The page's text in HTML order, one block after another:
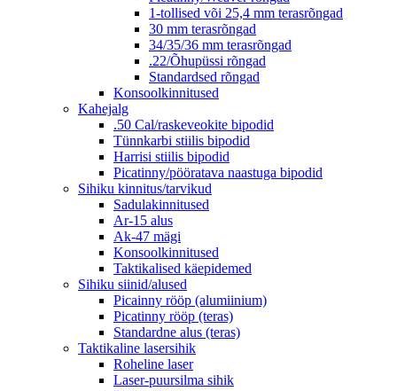
1-tollised või 25,4 mm terasrõngad
30 mm terasrõngad
34/35/36 mm terasrõngad
.22/Õhupüssi rõngad
Standardsed rõngad
Konsoolkinnitused
Kahejalg
.50 Cal/raskeveokite bipodid
Tünnkarbi stiilis bipodid
Harrisi stiilis bipodid
Picatinny/pööratava naastuga bipodid
Sihiku kinnitus/tarvikud
Sadulakinnitused
Ar-15 alus
Ak-47 mägi
Konsoolkinnitused
Taktikalised käepidemed
Sihiku siinid/alused
Picainny rööp (alumiinium)
Picatinny rööp (teras)
Standardne alus (teras)
Taktikaline lasersihik
Roheline laser
Laser-puursilma sihik